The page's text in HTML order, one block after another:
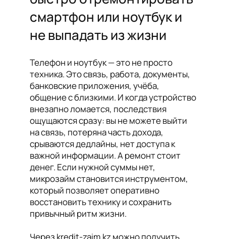
смартфон или ноутбук и
не выпадать из жизни
Телефон и ноутбук — это не просто
техника. Это связь, работа, документы,
банковские приложения, учёба,
общение с близкими. И когда устройство
внезапно ломается, последствия
ощущаются сразу: вы не можете выйти
на связь, потеряна часть дохода,
срываются дедлайны, нет доступа к
важной информации. А ремонт стоит
денег. Если нужной суммы нет,
микрозайм становится инструментом,
который позволяет оперативно
восстановить технику и сохранить
привычный ритм жизни.